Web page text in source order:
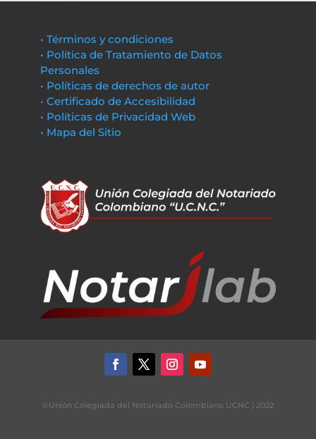
• Términos y condiciones
• Política de Tratamiento de Datos
Personales
• Políticas de derechos de autor
• Certificado de Accesibilidad
• Políticas de Privacidad Web
• Mapa del Sitio
©Unión Colegiada del Notariado Colombiano UCNC | 2022